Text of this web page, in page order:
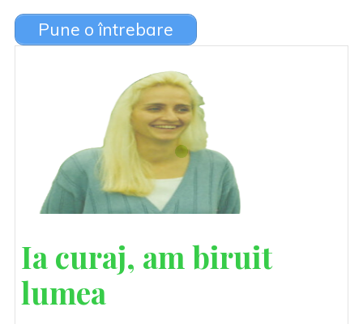
Pune o întrebare
Ia curaj, am biruit
lumea